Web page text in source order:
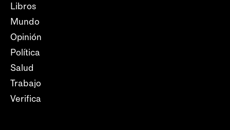
Libros
Mundo
Opinión
Política
Salud
Trabajo
Verifica